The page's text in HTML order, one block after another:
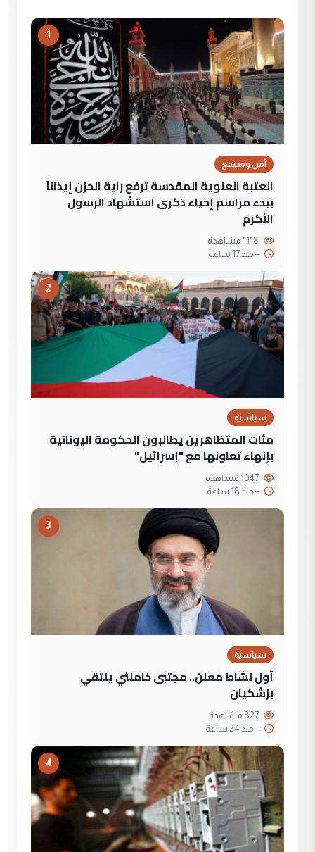
1
أمن ومجتمع
العتبة العلوية المقدسة ترفع راية الحزن إيذاناً
ببدء مراسم إحياء ذكرى استشهاد الرسول
الأكرم
--منذ 17 ساعة
2
سياسية
مئات المتظاهرين يطالبون الحكومة اليونانية
بإنهاء تعاونها مع "إسرائيل"
--منذ 18 ساعة
3
سياسية
أول نشاط معلن.. مجتبى خامنئي يلتقي
بزشكيان
--منذ 24 ساعة
4